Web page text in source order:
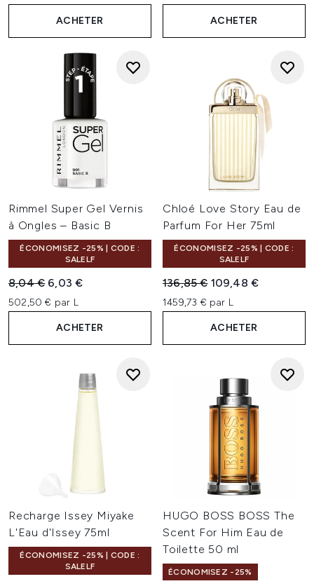
ACHETER ACHETER
Rimmel Super Gel Vernis
à Ongles – Basic B
ÉCONOMISEZ -25% | CODE :
SALELF
Prix de vente :
8,04 € Prix ​​actuel :
6,03 €
502,50 € par L
ACHETER
Chloé Love Story Eau de
Parfum For Her 75ml
ÉCONOMISEZ -25% | CODE :
SALELF
Prix de vente :
136,85 € Prix ​​actuel :
109,48 €
1459,73 € par L
ACHETER
Recharge Issey Miyake
L'Eau d'Issey 75ml
ÉCONOMISEZ -25% | CODE :
SALELF
HUGO BOSS BOSS The
Scent For Him Eau de
Toilette 50 ml
ÉCONOMISEZ -25%